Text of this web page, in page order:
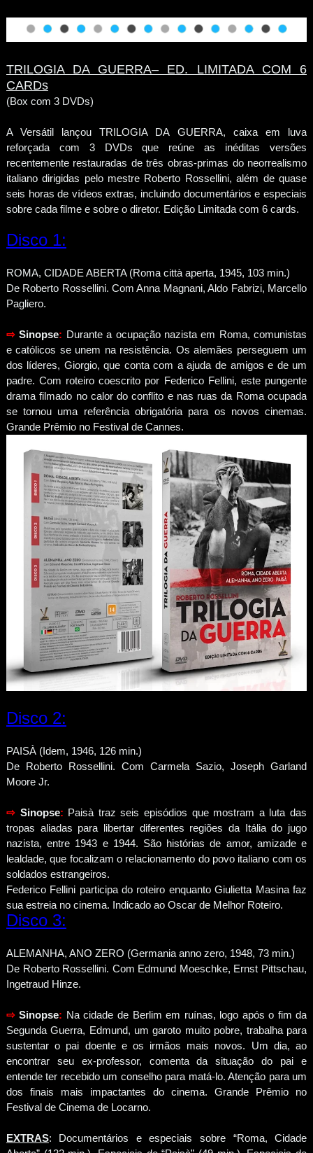
TRILOGIA DA GUERRA– ED. LIMITADA COM 6
CARDs
(Box com 3 DVDs)
A Versátil lançou TRILOGIA DA GUERRA, caixa em luva
reforçada com 3 DVDs que reúne as inéditas versões
recentemente restauradas de três obras-primas do neorrealismo
italiano dirigidas pelo mestre Roberto Rossellini, além de quase
seis horas de vídeos extras, incluindo documentários e especiais
sobre cada filme e sobre o diretor. Edição Limitada com 6 cards.
Disco 1:
ROMA, CIDADE ABERTA (Roma città aperta, 1945, 103 min.)
De Roberto Rossellini. Com Anna Magnani, Aldo Fabrizi, Marcello
Pagliero.
⇨Sinopse: Durante a ocupação nazista em Roma, comunistas
e católicos se unem na resistência. Os alemães perseguem um
dos líderes, Giorgio, que conta com a ajuda de amigos e de um
padre. Com roteiro coescrito por Federico Fellini, este pungente
drama filmado no calor do conflito e nas ruas da Roma ocupada
se tornou uma referência obrigatória para os novos cinemas.
Grande Prêmio no Festival de Cannes.
Disco 2:
PAISÀ (Idem, 1946, 126 min.)
De Roberto Rossellini. Com Carmela Sazio, Joseph Garland
Moore Jr.
⇨ Sinopse: Paisà traz seis episódios que mostram a luta das
tropas aliadas para libertar diferentes regiões da Itália do jugo
nazista, entre 1943 e 1944. São histórias de amor, amizade e
lealdade, que focalizam o relacionamento do povo italiano com os
soldados estrangeiros.
Federico Fellini participa do roteiro enquanto Giulietta Masina faz
sua estreia no cinema. Indicado ao Oscar de Melhor Roteiro.
Disco 3:
ALEMANHA, ANO ZERO (Germania anno zero, 1948, 73 min.)
De Roberto Rossellini. Com Edmund Moeschke, Ernst Pittschau,
Ingetraud Hinze.
⇨Sinopse: Na cidade de Berlim em ruínas, logo após o fim da
Segunda Guerra, Edmund, um garoto muito pobre, trabalha para
sustentar o pai doente e os irmãos mais novos. Um dia, ao
encontrar seu ex-professor, comenta da situação do pai e
entende ter recebido um conselho para matá-lo. Atenção para um
dos finais mais impactantes do cinema. Grande Prêmio no
Festival de Cinema de Locarno.
EXTRAS: Documentários e especiais sobre “Roma, Cidade